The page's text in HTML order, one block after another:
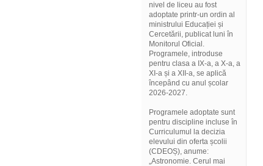
nivel de liceu au fost
adoptate printr-un ordin al
ministrului Educației și
Cercetării, publicat luni în
Monitorul Oficial.
Programele, introduse
pentru clasa a IX-a, a X-a, a
XI-a și a XII-a, se aplică
începând cu anul școlar
2026-2027.
Programele adoptate sunt
pentru discipline incluse în
Curriculumul la decizia
elevului din oferta școlii
(CDEOȘ), anume:
„Astronomie. Cerul mai